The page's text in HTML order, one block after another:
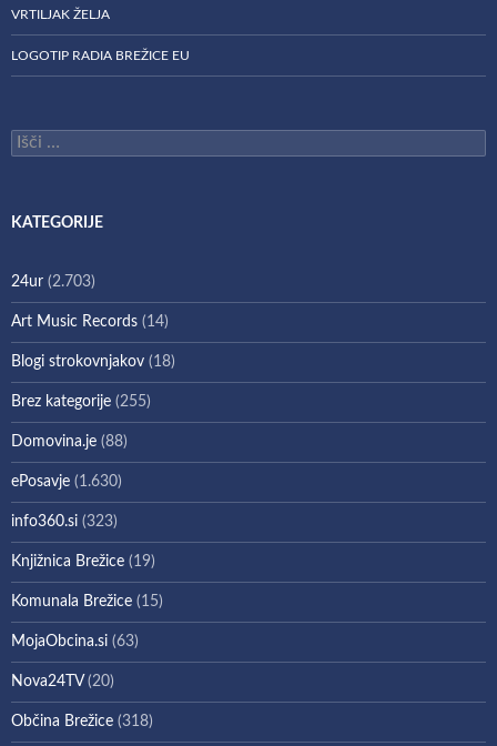
VRTILJAK ŽELJA
LOGOTIP RADIA BREŽICE EU
Išči:
KATEGORIJE
24ur (2.703)
Art Music Records (14)
Blogi strokovnjakov (18)
Brez kategorije (255)
Domovina.je (88)
ePosavje (1.630)
info360.si (323)
Knjižnica Brežice (19)
Komunala Brežice (15)
MojaObcina.si (63)
Nova24TV(20)
Občina Brežice (318)